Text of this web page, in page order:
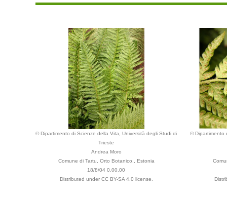
© Dipartimento di Scienze della Vita, Università degli Studi di
Trieste
Andrea Moro
Comune di Tartu, Orto Botanico., Estonia
18/8/04 0.00.00
Distributed under CC BY-SA 4.0 license.
© Dipartimento